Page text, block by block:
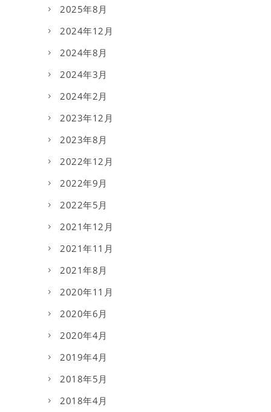
2025年8月
2024年12月
2024年8月
2024年3月
2024年2月
2023年12月
2023年8月
2022年12月
2022年9月
2022年5月
2021年12月
2021年11月
2021年8月
2020年11月
2020年6月
2020年4月
2019年4月
2018年5月
2018年4月